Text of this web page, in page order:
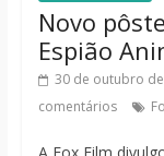
Novo
Espião
30 de outubro
comentários